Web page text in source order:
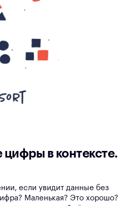
цифры в контексте.
если увидит данные без
Маленькая? Это хорошо?